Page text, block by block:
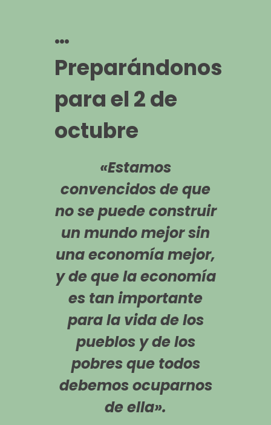
…
Preparándonos
para el 2 de
octubre
«Estamos
convencidos de que
no se puede construir
un mundo mejor sin
una economía mejor,
y de que la economía
es tan importante
para la vida de los
pueblos y de los
pobres que todos
debemos ocuparnos
de ella».